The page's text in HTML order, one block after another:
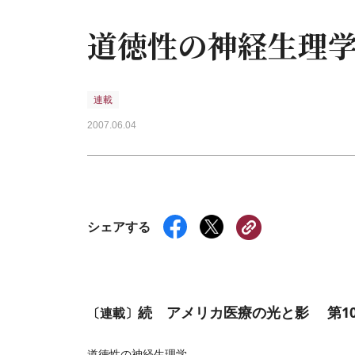
道徳性の神経生理
連載
2007.06.04
シェアする
〔連載〕 続 アメリカ医療の光と影 第